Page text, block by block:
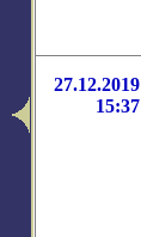
27.12.2019
15:37